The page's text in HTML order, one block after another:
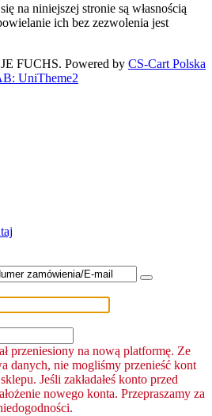
na niniejszej stronie są własnością
ich bez zezwolenia jest
FUCHS. Powered by CS-Cart Polska
UniTheme2
przeniesiony na nową platformę. Ze
danych, nie mogliśmy przenieść kont
Jeśli zakładałeś konto przed
nowego konta. Przepraszamy za